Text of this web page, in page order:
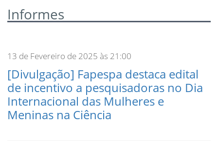
Informes
13 de Fevereiro de 2025 às 21:00
[Divulgação] Fapespa destaca edital
de incentivo a pesquisadoras no Dia
Internacional das Mulheres e
Meninas na Ciência